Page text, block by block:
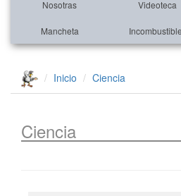
Nosotras Videoteca
Mancheta
Inicio Ciencia
Ciencia